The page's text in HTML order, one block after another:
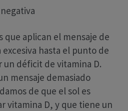
que aplican el mensaje de
hasta el punto de
un déficit de vitamina D.
mensaje demasiado
de que el sol es
vitamina D, y que tiene un